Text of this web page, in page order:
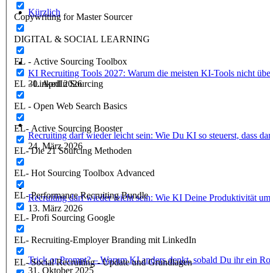
Copywriting for Master Sourcer
DIGITAL & SOCIAL LEARNING
EL - Active Sourcing Toolbox
EL - LinkedIn Sourcing
EL - Open Web Search Basics
EL- Active Sourcing Booster
EL- Die 21 Sourcing Methoden
EL- Hot Sourcing Toolbox Advanced
EL- Performance Recruiting Bundle
EL- Profi Sourcing Google
EL- Recruiting-Employer Branding mit LinkedIn
EL- Social Recruiting - Update und Grundlagen
Kürzlich
KI Recruiting Tools 2027: Warum die meisten KI-Tools nicht
30. April 2026
Recruiting darf wieder leicht sein: Wie Du KI so steuerst, dass
24. März 2026
Recruiting darf wieder leicht sein: Wie KI Deine Produktivität
13. März 2026
Trick or Prompt? – Warum KI anders denkt, sobald Du ihr ein
31. Oktober 2025